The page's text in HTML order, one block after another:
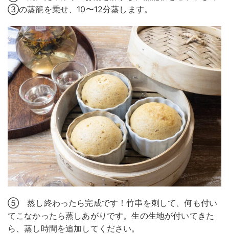
③の蒸籠を乗せ、10〜12分蒸します。
⑤ 蒸し終わったら完成です！竹串を刺して、何も付い
てこなかったら蒸しあがりです。生の生地が付いてきた
ら、蒸し時間を追加してください。